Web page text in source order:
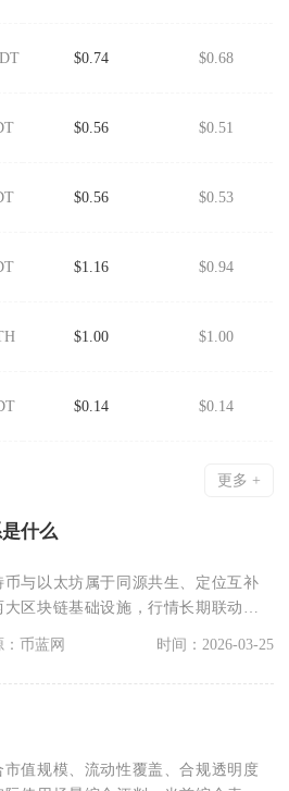
$0.74 $0.68
$0.56 $0.51
$0.56 $0.53
$1.16 $0.94
$1.00 $1.00
$0.14 $0.14
更多 +
什么
币与以太坊属于同源共生、定位互补
大区块链基础设施，行情长期联动，
：币蓝网 时间：2026-03-25
市值规模、流动性覆盖、合规透明度